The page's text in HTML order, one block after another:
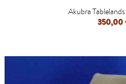
Akubra
350,00